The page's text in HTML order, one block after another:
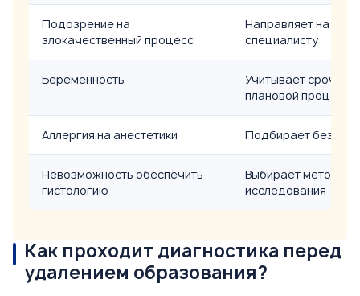
Подозрение на
злокачественный процесс
Направляет на
специалисту
Беременность
Учитывает
плановой
Аллергия на анестетики Подбирает
Невозможность обеспечить
гистологию
Выбирает метод,
исследования
Как проходит диагностика перед
удалением образования?